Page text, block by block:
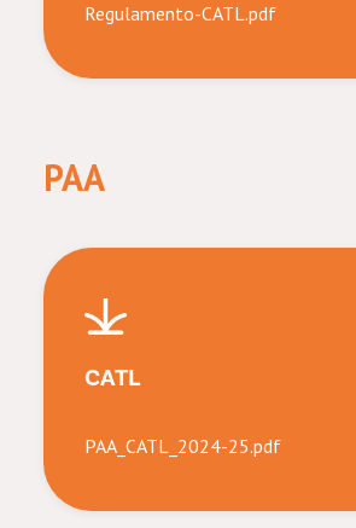
Regulamento-CATL.pdf
PAA
CATL
PAA_CATL_2024-25.pdf